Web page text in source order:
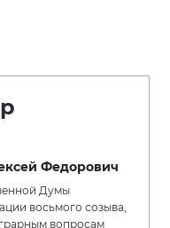
Федорович
Думы
восьмого созыва,
вопросам